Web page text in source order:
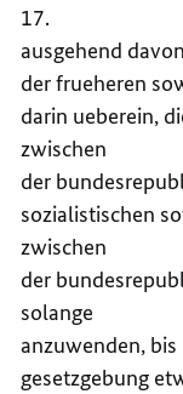
17.
ausgehend
der frueheren
darin ueberein,
zwischen
der
sozialistischen
zwischen
der
solange
anzuwenden,
gesetzgebung